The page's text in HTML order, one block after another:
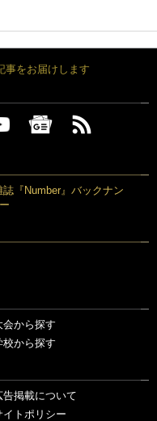
事をお届けします
誌『Number』バックナン
会から探す
校から探す
告掲載について
イトポリシー